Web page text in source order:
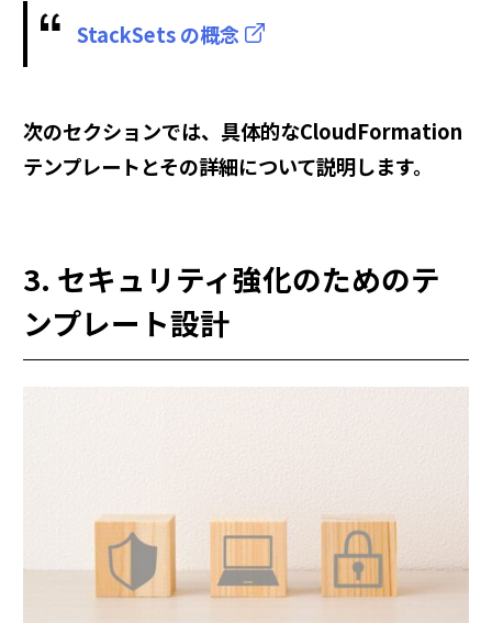
StackSets の概念
次のセクションでは、具体的なCloudFormation
テンプレートとその詳細について説明します。
3. セキュリティ強化のためのテ
ンプレート設計